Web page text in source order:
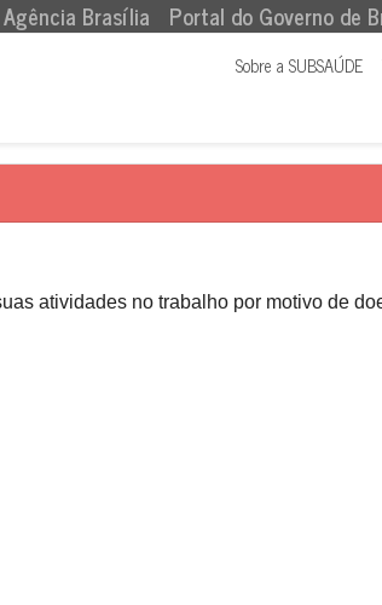
Agência Brasília Portal do Governo de
Sobre a SUBSAÚDE
atividades no trabalho por motivo de